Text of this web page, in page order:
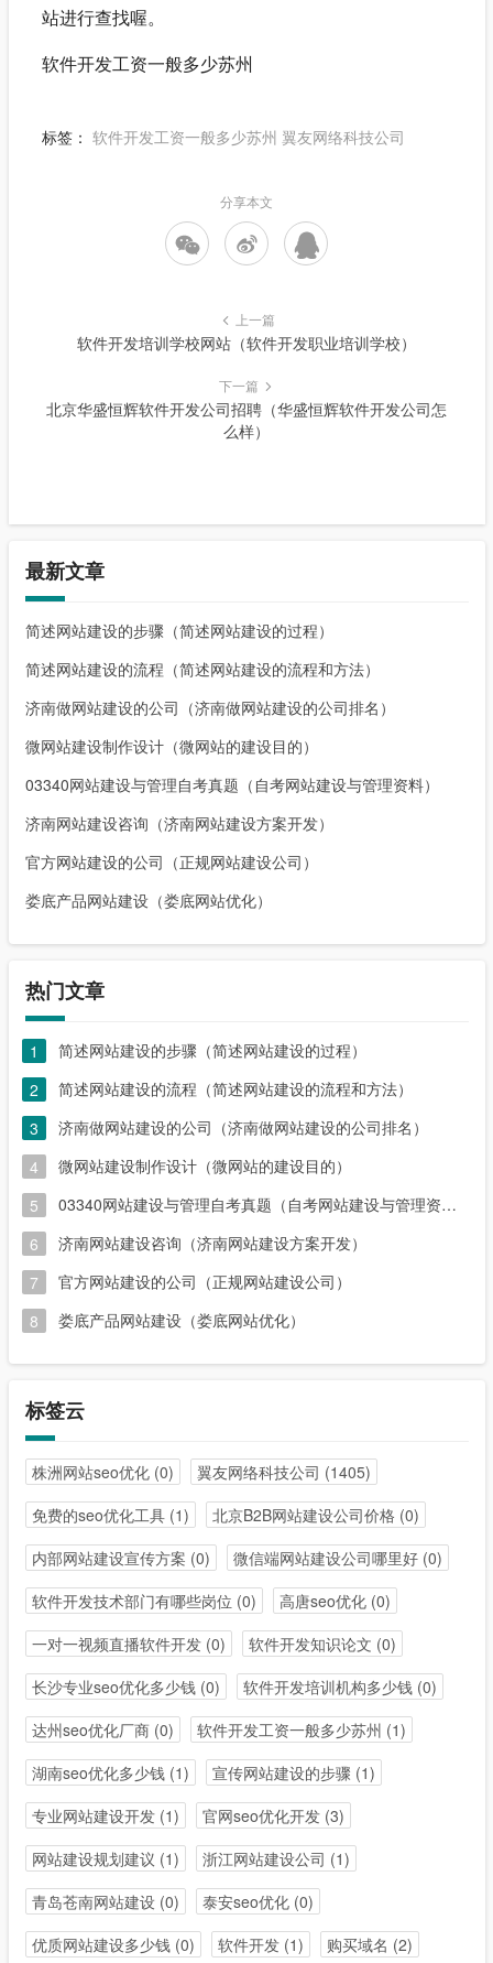
站进行查找喔。
软件开发工资一般多少苏州
标签： 软件开发工资一般多少苏州 翼友网络科技公司
分享本文
上一篇
软件开发培训学校网站（软件开发职业培训学校）
下一篇
北京华盛恒辉软件开发公司招聘（华盛恒辉软件开发公司怎
么样）
最新文章
简述网站建设的步骤（简述网站建设的过程）
简述网站建设的流程（简述网站建设的流程和方法）
济南做网站建设的公司（济南做网站建设的公司排名）
微网站建设制作设计（微网站的建设目的）
03340网站建设与管理自考真题（自考网站建设与管理资料）
济南网站建设咨询（济南网站建设方案开发）
官方网站建设的公司（正规网站建设公司）
娄底产品网站建设（娄底网站优化）
热门文章
1
简述网站建设的步骤（简述网站建设的过程）
2
简述网站建设的流程（简述网站建设的流程和方法）
3
济南做网站建设的公司（济南做网站建设的公司排名）
4
微网站建设制作设计（微网站的建设目的）
5
03340网站建设与管理自考真题（自考网站建设与管理资料）
6
济南网站建设咨询（济南网站建设方案开发）
7
官方网站建设的公司（正规网站建设公司）
8
娄底产品网站建设（娄底网站优化）
标签云
株洲网站seo优化(0) 翼友网络科技公司 (1405)
免费的seo优化工具(1) 北京B2B网站建设公司价格 (0)
内部网站建设宣传方案 (0) 微信端网站建设公司哪里好(0)
软件开发技术部门有哪些岗位 (0) 高唐seo优化(0)
一对一视频直播软件开发(0) 软件开发知识论文 (0)
长沙专业seo优化多少钱(0) 软件开发培训机构多少钱(0)
达州seo优化厂商(0) 软件开发工资一般多少苏州 (1)
湖南seo优化多少钱(1) 宣传网站建设的步骤 (1)
专业网站建设开发(1) 官网seo优化开发(3)
网站建设规划建议 (1) 浙江网站建设公司 (1)
青岛苍南网站建设(0) 泰安seo优化(0)
优质网站建设多少钱(0) 软件开发(1) 购买域名 (2)